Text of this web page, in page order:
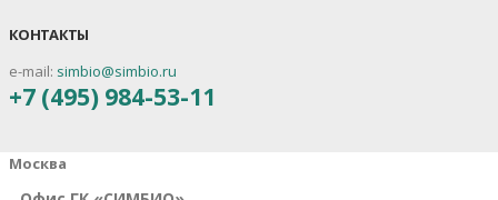
КОНТАКТЫ
e-mail: simbio@simbio.ru
+7 (495) 984-53-11
Москва